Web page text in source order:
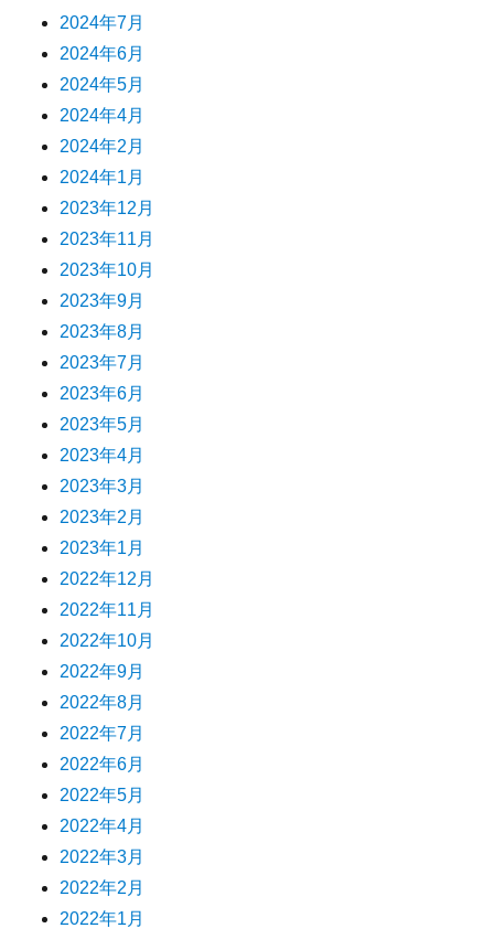
2024年7月
2024年6月
2024年5月
2024年4月
2024年2月
2024年1月
2023年12月
2023年11月
2023年10月
2023年9月
2023年8月
2023年7月
2023年6月
2023年5月
2023年4月
2023年3月
2023年2月
2023年1月
2022年12月
2022年11月
2022年10月
2022年9月
2022年8月
2022年7月
2022年6月
2022年5月
2022年4月
2022年3月
2022年2月
2022年1月